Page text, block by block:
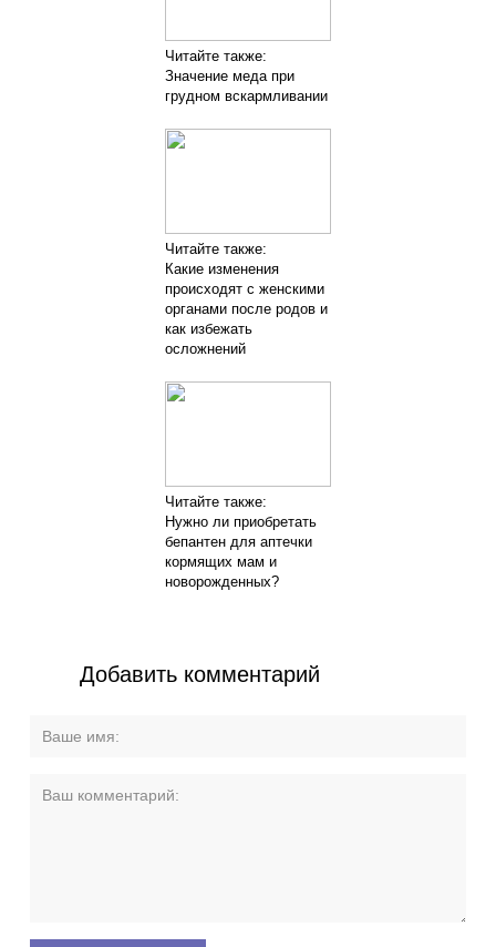
Читайте также:
Значение меда при
грудном вскармливании
Читайте также:
Какие изменения
происходят с женскими
органами после родов и
как избежать
осложнений
Читайте также:
Нужно ли приобретать
бепантен для аптечки
кормящих мам и
новорожденных?
Добавить комментарий